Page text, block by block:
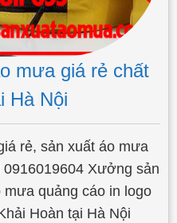
mưa giá rẻ chất
Hà Nội
rẻ, sản xuất áo mưa
Xưởng sản
quảng cáo in logo
Hoàn tại Hà Nội